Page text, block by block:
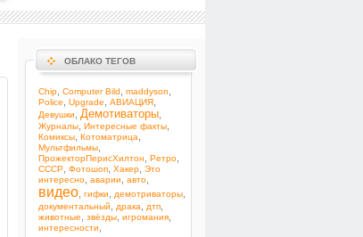
ОБЛАКО ТЕГОВ
Chip Computer Bild maddyson
Police Upgrade АВИАЦИЯ
Девушки Демотиваторы
Журналы Интересные факты
Комиксы Котоматрица
Мультфильмы
ПрожекторПерисХилтон Ретро
СССР Фотошоп Хакер Это
интересно аварии авто
видео гифки демотриваторы
документальный драка дтп
животные звёзды игромания
интересности